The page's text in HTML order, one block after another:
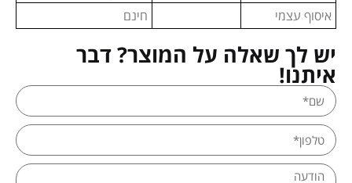
איסוף עצמי
חינם
יש לך שאלה על המוצר? דבר
איתנו!